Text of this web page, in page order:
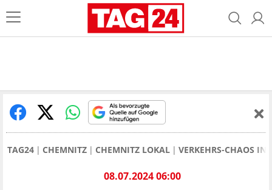
TAG24 CHEMNITZ CHEMNITZ LOKAL VERKEHRS-CHAOS IN
08.07.2024 06:00